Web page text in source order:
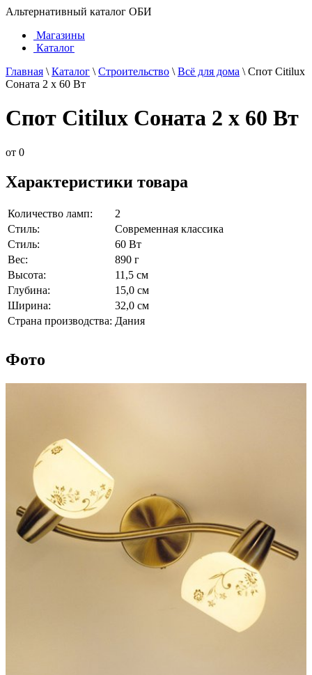
Альтернативный каталог ОБИ
Магазины
Каталог
Главная \ Каталог \ Строительство \ Всё для дома \ Спот Citilux
Соната 2 х 60 Вт
Спот Citilux Соната 2 х 60 Вт
от 0
Характеристики товара
Количество ламп:
2
Стиль:
Современная классика
Стиль:
60 Вт
Вес:
890 г
Высота:
11,5 см
Глубина:
15,0 см
Ширина:
32,0 см
Страна производства: Дания
Фото